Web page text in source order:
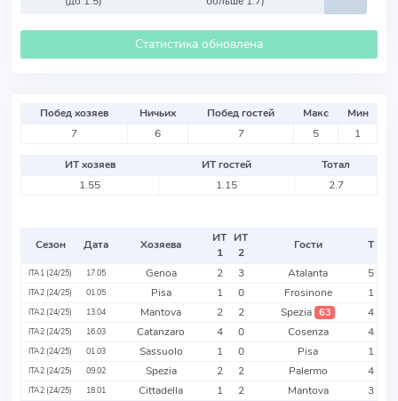
Статистика обновлена
Побед хозяев Ничьих Побед гостей Макс
Мин
7
6 7 5 1
ИТ хозяев ИТ гостей
Тотал
1.55
1.15 2.7
Сезон Дата Хозяева
ИТ
1
ИТ
2
Гости Т
ITA1 (24/25) 17.05 Genoa 2 3 Atalanta 5
ITA2 (24/25) 01.05 Pisa 1 0 Frosinone 1
ITA2 (24/25) 13.04 Mantova 2 2 Spezia 63 4
ITA2 (24/25) 16.03 Catanzaro 4 0 Cosenza 4
ITA2 (24/25) 01.03 Sassuolo 1 0 Pisa 1
ITA2 (24/25) 09.02 Spezia 2 2 Palermo 4
ITA2 (24/25) 18.01 Cittadella 1 2 Mantova 3